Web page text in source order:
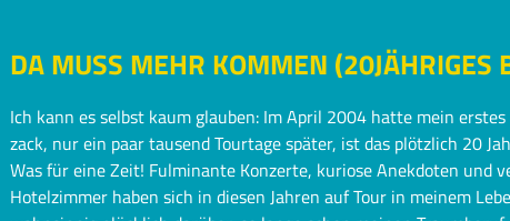
DA MUSS MEHR KOMMEN (20JÄHRIGES
Ich kann es selbst kaum glauben: Im April 2004 hatte mein
zack, nur ein paar tausend Tourtage später, ist das plötzlich 20
Was für eine Zeit! Fulminante Konzerte, kuriose Anekdoten und
Hotelzimmer haben sich in diesen Jahren auf Tour in meinem